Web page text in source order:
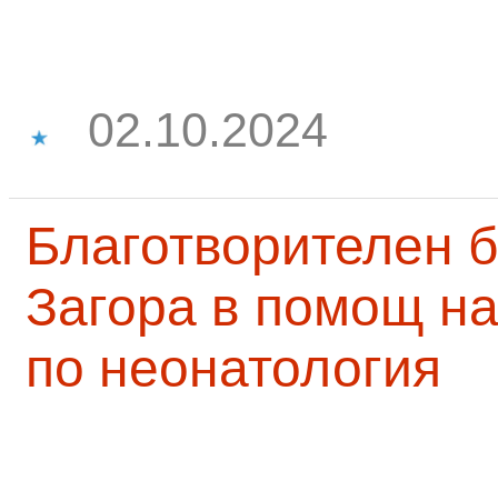
02.10.2024
Благотворителен
Загора в помощ
по неонатология